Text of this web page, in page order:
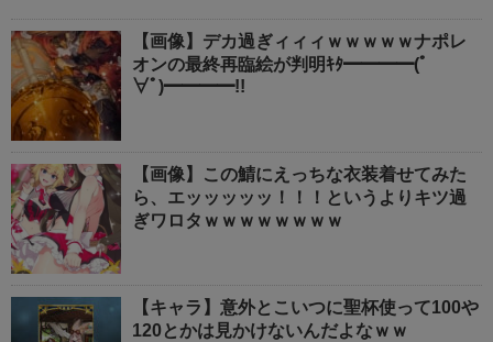
【画像】デカ過ぎィィィｗｗｗｗｗナポレ
オンの最終再臨絵が判明ｷﾀ━━━━(ﾟ
∀ﾟ)━━━━!!
【画像】この鯖にえっちな衣装着せてみた
ら、エッッッッッ！！！というよりキツ過
ぎワロタｗｗｗｗｗｗｗｗ
【キャラ】意外とこいつに聖杯使って100や
120とかは見かけないんだよなｗｗ